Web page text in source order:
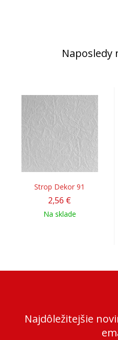
Naposledy
Strop Dekor 91
2,56 €
Na sklade
Najdôležitejšie